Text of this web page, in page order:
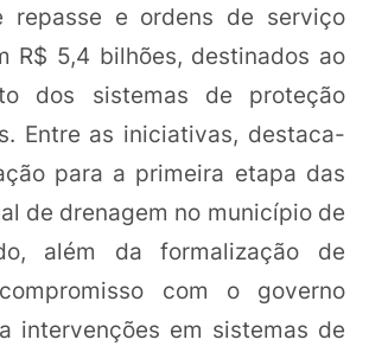
repasse e ordens de serviço
R$ 5,4 bilhões, destinados ao
dos sistemas de proteção
Entre as iniciativas, destaca-
para a primeira etapa das
de drenagem no município de
além da formalização de
com o governo
intervenções em sistemas de